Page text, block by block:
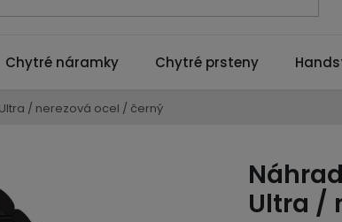
Chytré náramky Chytré prsteny
Ultra / nerezová ocel / černý
Ultra /